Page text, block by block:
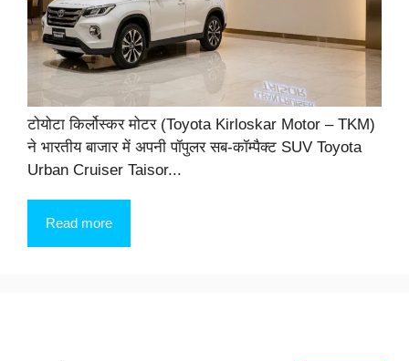
टोयोटा किर्लोस्कर मोटर (Toyota Kirloskar Motor – TKM)
ने भारतीय बाजार में अपनी पॉपुलर सब-कॉम्पैक्ट SUV Toyota
Urban Cruiser Taisor...
Read more